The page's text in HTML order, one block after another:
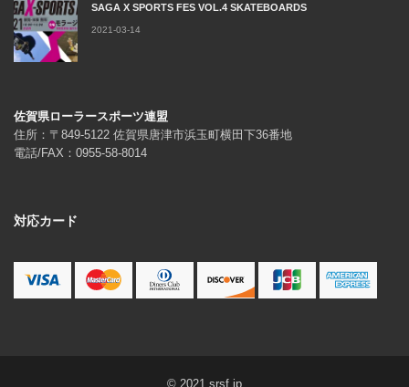
SAGA X SPORTS FES VOL.4 SKATEBOARDS
2021-03-14
佐賀県ローラースポーツ連盟
住所：〒849-5122 佐賀県唐津市浜玉町横田下36番地
電話/FAX：0955-58-8014
対応カード
© 2021 srsf.jp